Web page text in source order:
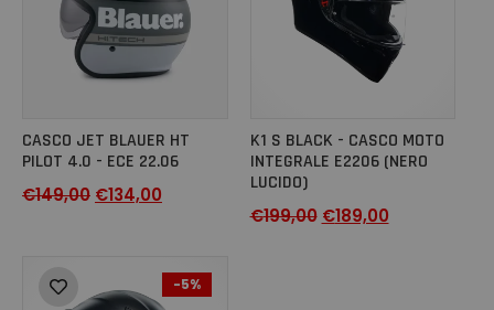
CASCO JET BLAUER HT
PILOT 4.0 - ECE 22.06
€149,00 €134,00
K1 S BLACK - CASCO MOTO
INTEGRALE E2206 (NERO
LUCIDO)
€199,00 €189,00
-5%